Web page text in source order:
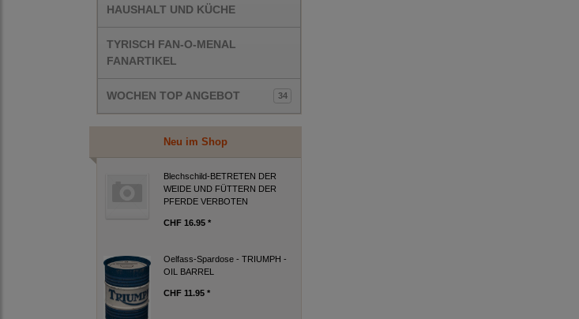
HAUSHALT UND KÜCHE
TYRISCH FAN-O-MENAL
FANARTIKEL
WOCHEN TOP ANGEBOT 34
Neu im Shop
Blechschild-BETRETEN DER
WEIDE UND FÜTTERN DER
PFERDE VERBOTEN
CHF 16.95 *
Oelfass-Spardose - TRIUMPH -
OIL BARREL
CHF 11.95 *